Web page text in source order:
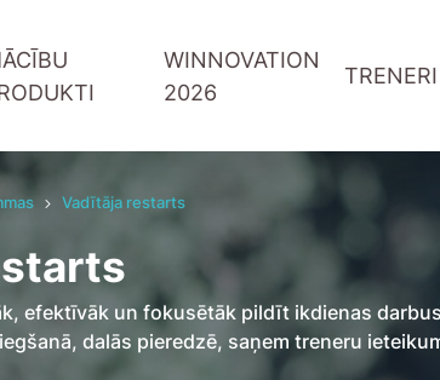
mācības ar treneri 1:1
mācību grupa
grupā
Komandas
Pārdošana
Digitālās
Projektu
WINNOVATION
2026
TRENERI
Vadītāju attīstība
Digitālās prasmes
Komandas sadarbība
Pārdošana un klientu serviss
WIN-WIN
Vadītāja restarts
efektīvāk un fokusētāk pildīt ikdienas
dalās pieredzē, saņem treneru